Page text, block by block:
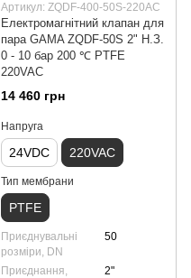
Артикул: ZQDF-400-50S-220AC
Електромагнітний клапан для
пара GAMA ZQDF-50S 2" Н.З.
0 - 10 бар 200 ℃ PTFE
220VAC
14 460 грн
Напруга
24VDC 220VAC
Тип мембрани
PTFE
Приєднувальні
розміри, DN
50
Приєднання,
2"